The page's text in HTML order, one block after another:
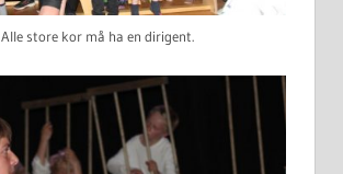
Alle store kor må ha en dirigent.